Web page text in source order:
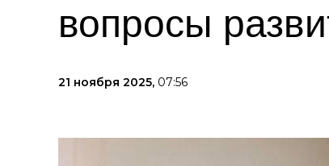
вопросы
21 ноября 2025, 07:56